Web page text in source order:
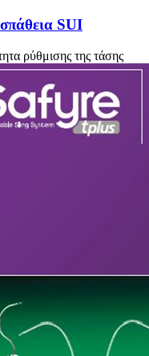
SUI
ρύθμισης της τάσης